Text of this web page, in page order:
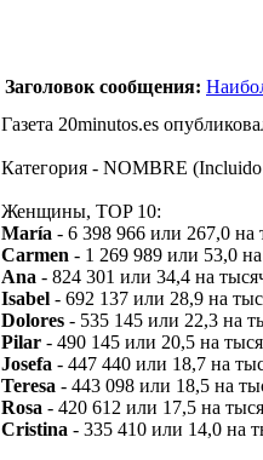
Заголовок сообщения:
Газета 20minutos.es
Категория - NOMBRE (Incluido
Женщины, TOP 10:
María - 6 398 966 или 267,0 на
Carmen - 1 269 989 или 53,0
Ana - 824 301 или 34,4 на
Isabel - 692 137 или 28,9 на
Dolores - 535 145 или 22,3 на
Pilar - 490 145 или 20,5 на
Josefa - 447 440 или 18,7 на
Teresa - 443 098 или 18,5 на
Rosa - 420 612 или 17,5 на
Cristina - 335 410 или 14,0 на